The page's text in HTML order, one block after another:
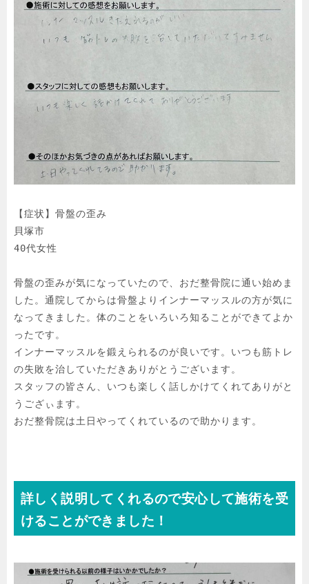
【症状】骨盤の歪み
貝塚市
40代女性
骨盤の歪みが気になっていたので、おだ整骨院に通い始めま
した。通院してからは骨盤よりインナーマッスルの方が気に
なってきました。体のことをいろいろ知ることができてよか
ったです。
インナーマッスルを鍛えられるのが良いです。いつも筋トレ
の失敗を治していただきありがとうございます。
スタッフの皆さん、いつも楽しく話しかけてくれてありがと
うござぃます。
おだ整骨院は土日やってくれているので助かります。
詳しく説明してくれるので安心して施術を受
けることができました！